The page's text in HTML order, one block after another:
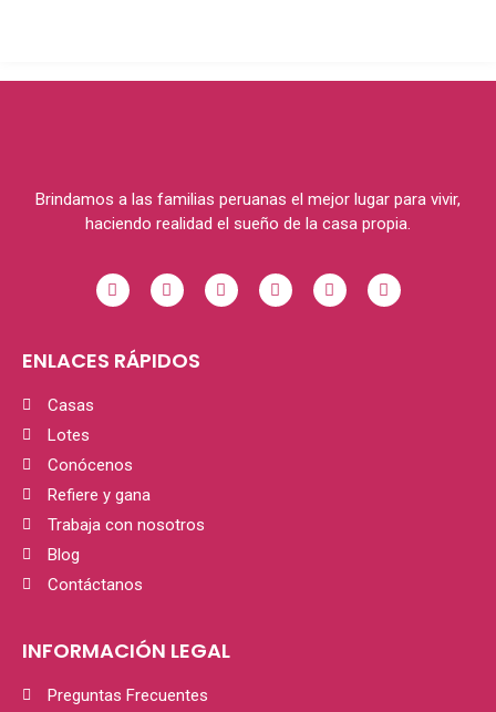
Brindamos a las familias peruanas el mejor lugar para vivir,
haciendo realidad el sueño de la casa propia.
ENLACES RÁPIDOS
Casas
Lotes
Conócenos
Refiere y gana
Trabaja con nosotros
Blog
Contáctanos
INFORMACIÓN LEGAL
Preguntas Frecuentes